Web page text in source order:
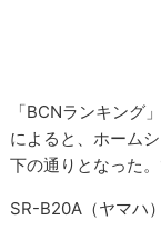
「BCNランキング
によると、ホーム
下の通りとなった
SR-B20A（ヤマハ）